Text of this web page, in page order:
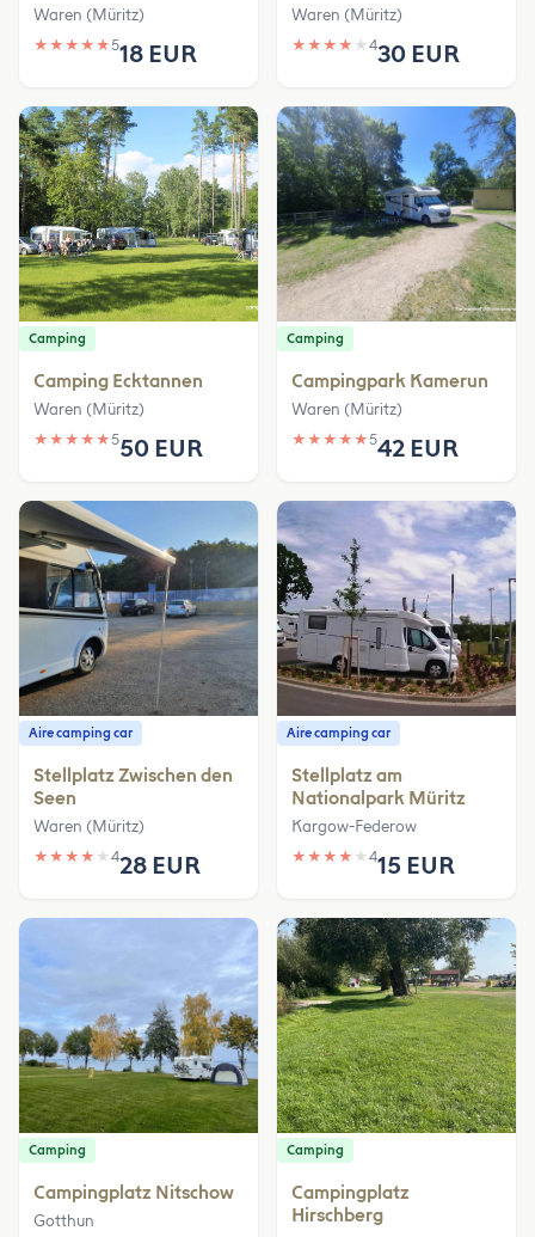
Waren (Müritz)
★ ★ ★ ★ ★518 EUR
Waren (Müritz)
★ ★ ★ ★ ★ 430 EUR
Camping
Camping Ecktannen
Waren (Müritz)
★ ★ ★ ★ ★550 EUR
Camping
Campingpark Kamerun
Waren (Müritz)
★ ★ ★ ★ ★542 EUR
Aire camping car
Stellplatz Zwischen den
Seen
Waren (Müritz)
★ ★ ★ ★ ★ 428 EUR
Aire camping car
Stellplatz am
Nationalpark Müritz
Kargow-Federow
★ ★ ★ ★ ★ 415 EUR
Camping
Campingplatz Nitschow
Gotthun
Camping
Campingplatz
Hirschberg